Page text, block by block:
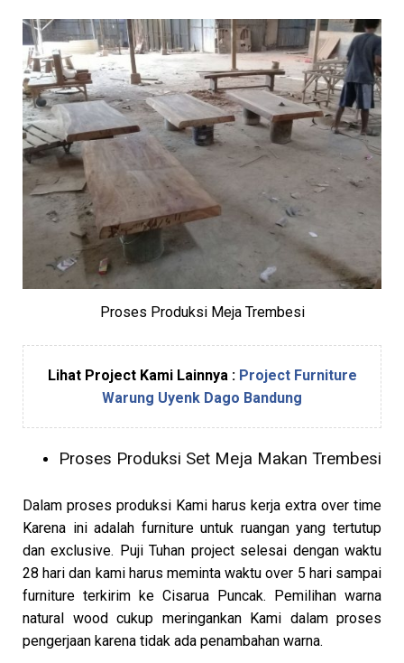
Proses Produksi Meja Trembesi
Lihat Project Kami Lainnya : Project Furniture
Warung Uyenk Dago Bandung
Proses Produksi Set Meja Makan Trembesi
Dalam proses produksi Kami harus kerja extra over time
Karena ini adalah furniture untuk ruangan yang tertutup
dan exclusive. Puji Tuhan project selesai dengan waktu
28 hari dan kami harus meminta waktu over 5 hari sampai
furniture terkirim ke Cisarua Puncak. Pemilihan warna
natural wood cukup meringankan Kami dalam proses
pengerjaan karena tidak ada penambahan warna.